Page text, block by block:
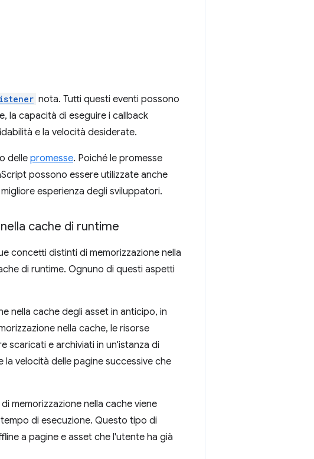
nota. Tutti questi eventi possono
la capacità di eseguire i callback
e la velocità desiderate.
delle promesse. Poiché le promesse
possono essere utilizzate anche
esperienza degli sviluppatori.
cache di runtime
concetti distinti di memorizzazione nella
di runtime. Ognuno di questi aspetti
nella cache degli asset in anticipo, in
nella cache, le risorse
scaricati e archiviati in un'istanza di
la velocità delle pagine successive che
memorizzazione nella cache viene
di esecuzione. Questo tipo di
a pagine e asset che l'utente ha già